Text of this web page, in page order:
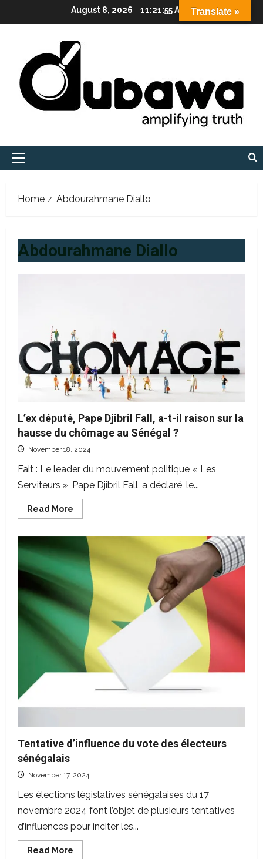
to
August 8, 2026 11:21:56 AM
Primary
Home Abdourahmane Diallo
Abdourahmane Diallo
L’ex député, Pape Djibril Fall, a-t-il raison sur la
hausse du chômage au Sénégal ?
November 18, 2024
Fait : Le leader du mouvement politique « Les
Serviteurs », Pape Djibril Fall, a déclaré, le...
Read More
more
député,
Pape
Djibril
Fall,
t-
raison
sur
la
hausse
chômage
au
Sénégal
Tentative d’influence du vote des électeurs
sénégalais
November 17, 2024
Les élections législatives sénégalaises du 17
novembre 2024 font l’objet de plusieurs tentatives
d’influences pour inciter les...
Read More
Translate »